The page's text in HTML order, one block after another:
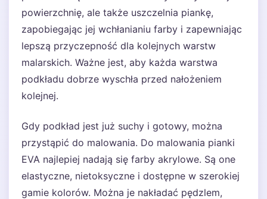
powierzchnię, ale także uszczelnia piankę,
zapobiegając jej wchłanianiu farby i zapewniając
lepszą przyczepność dla kolejnych warstw
malarskich. Ważne jest, aby każda warstwa
podkładu dobrze wyschła przed nałożeniem
kolejnej.
Gdy podkład jest już suchy i gotowy, można
przystąpić do malowania. Do malowania pianki
EVA najlepiej nadają się farby akrylowe. Są one
elastyczne, nietoksyczne i dostępne w szerokiej
gamie kolorów. Można je nakładać pędzlem,